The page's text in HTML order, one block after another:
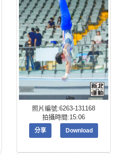
照片編號:6263-131168
拍攝時間:15:06
分享 Download